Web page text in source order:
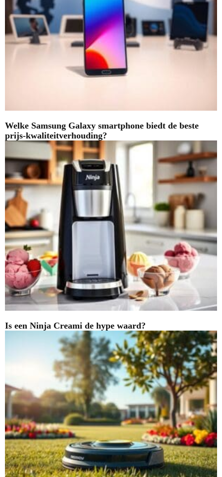
Welke Samsung Galaxy smartphone biedt de beste
prijs-kwaliteitverhouding?
Is een Ninja Creami de hype waard?